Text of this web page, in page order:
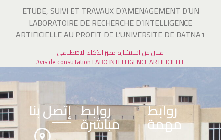
ETUDE, SUIVI ET TRAVAUX D’AMENAGEMENT D’UN
LABORATOIRE DE RECHERCHE D’INTELLIGENCE
ARTIFICIELLE AU PROFIT DE L’UNIVERSITE DE BATNA1
اعلان عن استشارة مخبر الذكاء الاصطناعي
Avis de consultation LABO INTELLIGENCE ARTIFICIELLE
روابط
مهمة
روابط
مباشرة
إتصل بنا